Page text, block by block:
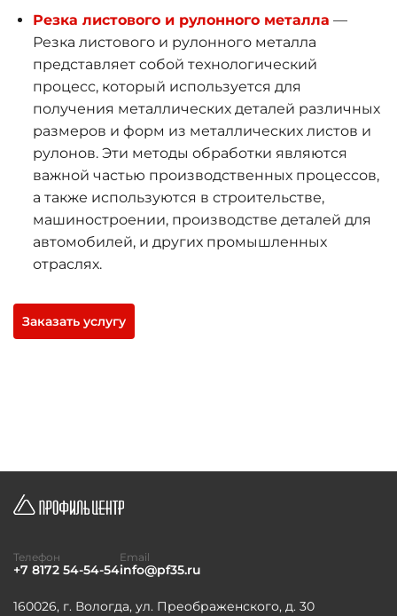
Резка листового и рулонного металла —
Резка листового и рулонного металла
представляет собой технологический
процесс, который используется для
получения металлических деталей различных
размеров и форм из металлических листов и
рулонов. Эти методы обработки являются
важной частью производственных процессов,
а также используются в строительстве,
машиностроении, производстве деталей для
автомобилей, и других промышленных
отраслях.
Заказать услугу
160026, г. Вологда, ул. Преображенского, д. 30
Телефон
+7 8172 54-54-54
Email
info@pf35.ru